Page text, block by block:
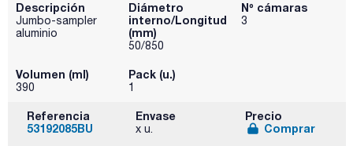
Descripción
Jumbo-sampler
aluminio
Diámetro
interno/Longitud
(mm)
50/850
Nº cámaras
3
Volumen (ml)
390
Pack (u.)
1
Referencia
53192085BU
Envase
x u.
Precio
Comprar